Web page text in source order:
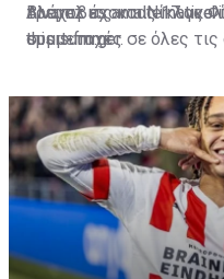
Βλάχοβιτς και Νίκλας
τρεμπλ έχοντας 17
συμμετοχές σε όλες τις
Alvarez as an alternative
this summer.
— Ekrem KONUR
sport-fm.gr